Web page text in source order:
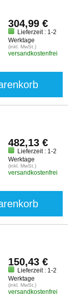
304,99 €
Lieferzeit : 1-2
Werktage
(inkl. MwSt.)
versandkostenfrei
482,13 €
Lieferzeit : 1-2
Werktage
(inkl. MwSt.)
versandkostenfrei
150,43 €
Lieferzeit : 1-2
Werktage
(inkl. MwSt.)
versandkostenfrei